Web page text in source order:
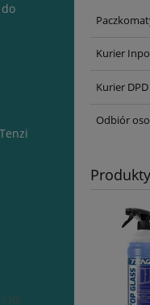
(10)
Kurier
Kurier
Odbiór